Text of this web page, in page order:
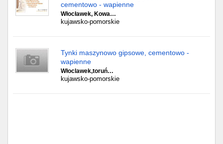
cementowo - wapienne
Włocławek, Kowa…
kujawsko-pomorskie
Tynki maszynowo gipsowe, cementowo -
wapienne
Włoclawek,toruń…
kujawsko-pomorskie